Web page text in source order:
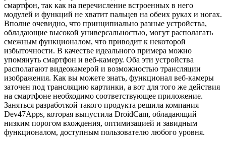
смартфон, так как на перечисление встроенных в него
модулей и функций не хватит пальцев на обеих руках и ногах.
Вполне очевидно, что принципиально разные устройства,
обладающие высокой универсальностью, могут располагать
смежным функционалом, что приводит к некоторой
избыточности. В качестве идеального примера можно
упомянуть смартфон и веб-камеру. Оба эти устройства
располагают видеокамерой и возможностью трансляции
изображения. Как вы можете знать, функционал веб-камеры
заточен под трансляцию картинки, а вот для того же действия
на смартфоне необходимо соответствующее приложение.
Заняться разработкой такого продукта решила компания
Dev47Apps, которая выпустила DroidCam, обладающий
низким порогом вхождения, оптимизацией и завидным
функционалом, доступным пользователю любого уровня.